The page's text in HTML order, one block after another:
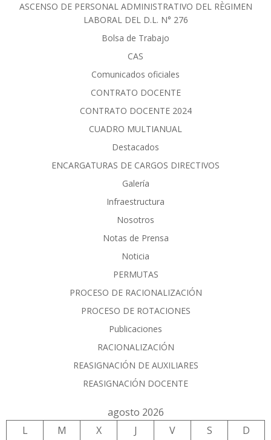
ASCENSO DE PERSONAL ADMINISTRATIVO DEL RÈGIMEN
LABORAL DEL D.L. N° 276
Bolsa de Trabajo
CAS
Comunicados oficiales
CONTRATO DOCENTE
CONTRATO DOCENTE 2024
CUADRO MULTIANUAL
Destacados
ENCARGATURAS DE CARGOS DIRECTIVOS
Galería
Infraestructura
Nosotros
Notas de Prensa
Noticia
PERMUTAS
PROCESO DE RACIONALIZACIÓN
PROCESO DE ROTACIONES
Publicaciones
RACIONALIZACIÓN
REASIGNACIÓN DE AUXILIARES
REASIGNACIÓN DOCENTE
agosto 2026
L
M X J V S D